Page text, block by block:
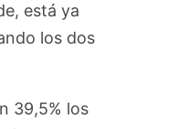
está ya
los dos
39,5% los